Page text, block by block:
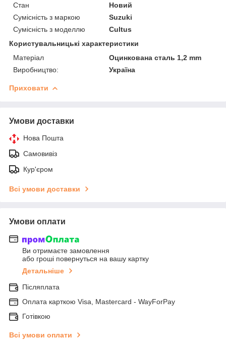
Стан
Новий
Сумісність з маркою
Suzuki
Сумісність з моделлю
Cultus
Користувальницькі характеристики
Матеріал
Оцинкована сталь 1,2 mm
Виробництво:
Україна
Приховати
Умови доставки
Нова Пошта
Самовивіз
Кур'єром
Всі умови доставки
Умови оплати
Ви отримаєте замовлення
або гроші повернуться на вашу картку
Детальніше
Післяплата
Оплата карткою Visa, Mastercard - WayForPay
Готівкою
Всі умови оплати